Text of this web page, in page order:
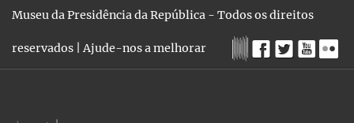
Museu da Presidência da República - Todos os direitos
reservados |Ajude-nos a melhorar